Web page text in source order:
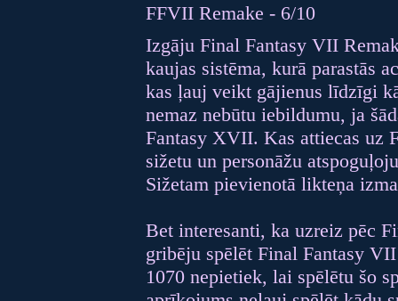
FFVII Remake - 6/10
Izgāju Final Fantasy VII
kaujas sistēma, kurā parastās
kas ļauj veikt gājienus līdzīgi
nemaz nebūtu iebildumu, ja
Fantasy XVII. Kas attiecas uz
sižetu un personāžu
Sižetam pievienotā likteņa
Bet interesanti, ka uzreiz pēc
gribēju spēlēt Final Fantasy
1070 nepietiek, lai spēlētu šo